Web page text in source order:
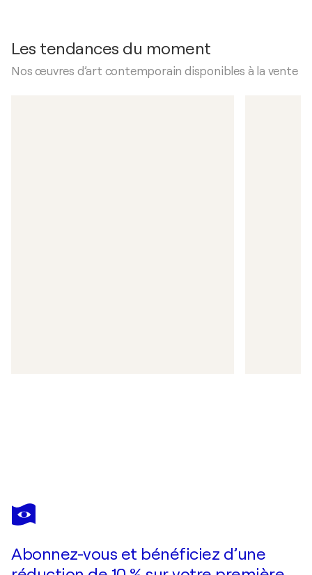
Les tendances du moment
Nos œuvres d’art contemporain disponibles à la vente
Abonnez-vous et bénéficiez d’une